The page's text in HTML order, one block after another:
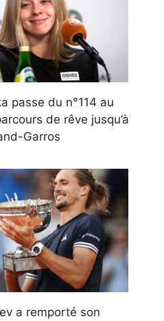
passe du n°114 au
de rêve jusqu’à
Garros
a remporté son